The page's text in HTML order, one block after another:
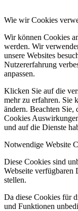
Wie wir Cookies
Wir können Cookies
werden. Wir
unsere Websites
Nutzererfahrung
anpassen.
Klicken Sie auf die
mehr zu erfahren. Sie
ändern. Beachten Sie,
Cookies
und auf die Dienste
Notwendige Website
Diese Cookies sind
Webseite verfügbaren
stellen.
Da diese Cookies für
und Funktionen